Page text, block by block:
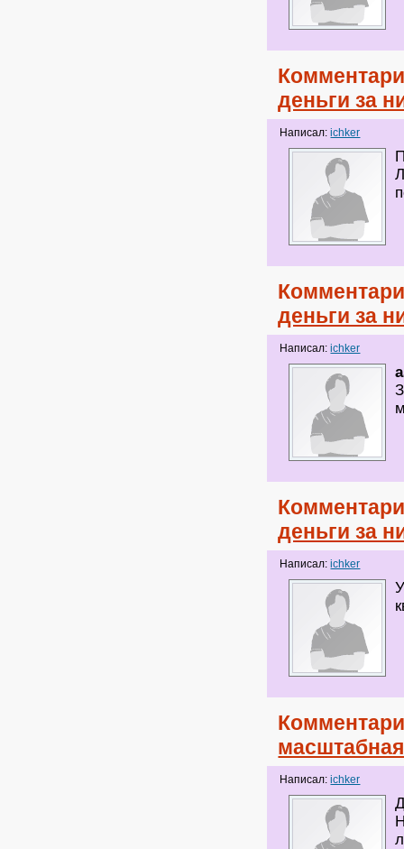
деньги за
Написал:ichker
деньги за
Написал:ichker
деньги за
Написал:ichker
Написал:ichker